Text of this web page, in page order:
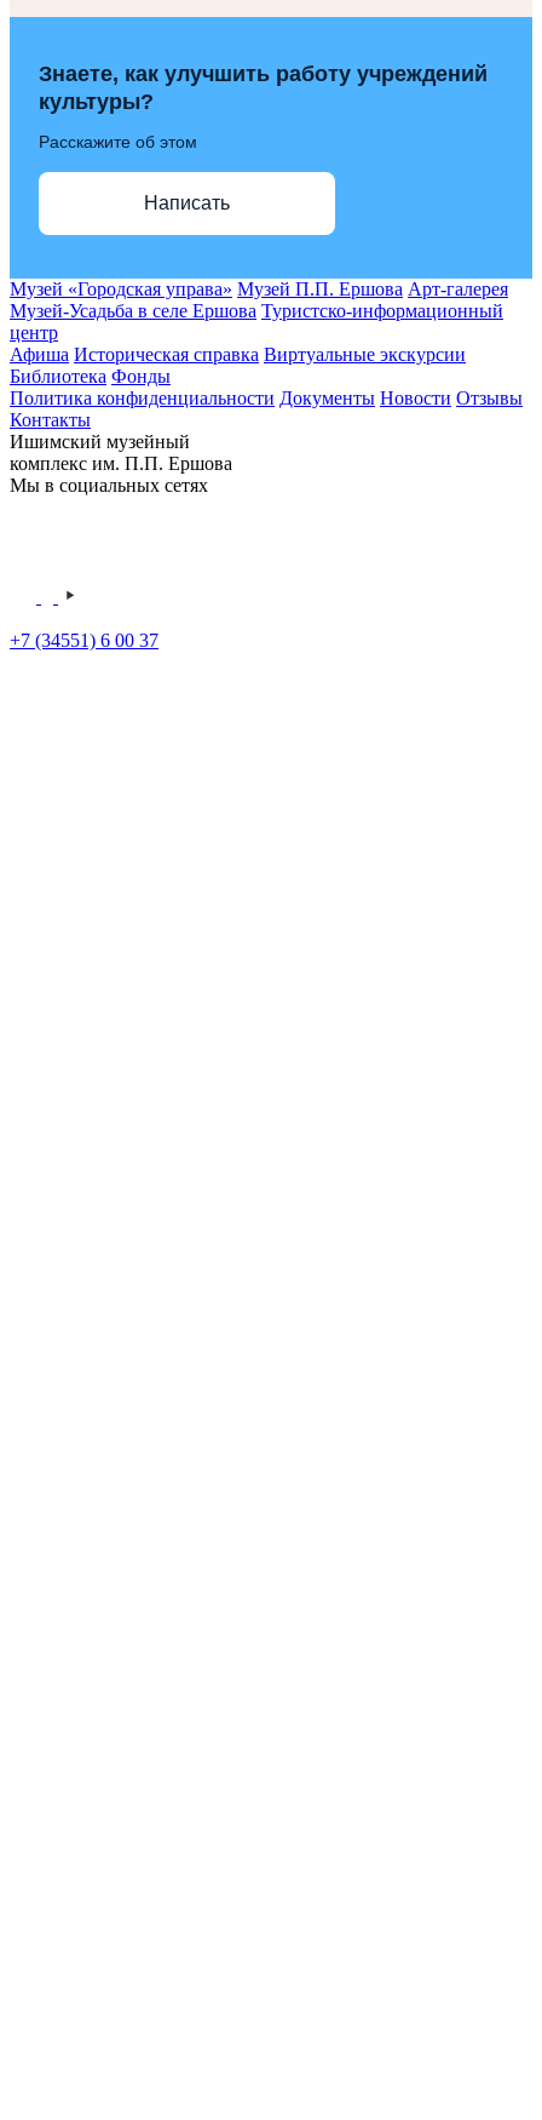
Знаете, как улучшить работу учреждений
культуры?
Расскажите об этом
Написать
Музей «Городская управа» Музей П.П. Ершова Арт-галерея
Музей-Усадьба в селе Ершова Туристско-информационный
центр
Афиша Историческая справка Виртуальные экскурсии
Библиотека Фонды
Политика конфиденциальности Документы Новости Отзывы
Контакты
Ишимский музейный
комплекс им. П.П. Ершова
Мы в социальных сетях
+7 (34551) 6 00 37